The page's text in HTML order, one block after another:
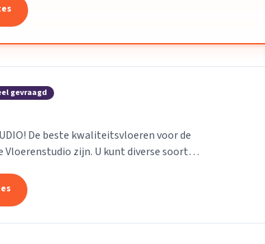
gevraagd
De beste kwaliteitsvloeren voor de
zijn. U kunt diverse soorten